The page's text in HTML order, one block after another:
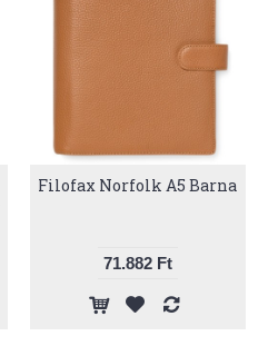
Filofax Norfolk A5 Barna
71.882 Ft